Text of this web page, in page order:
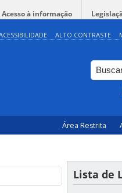
Acesso à informação
ALTO CONTRASTE
Área Restrita
Lista de